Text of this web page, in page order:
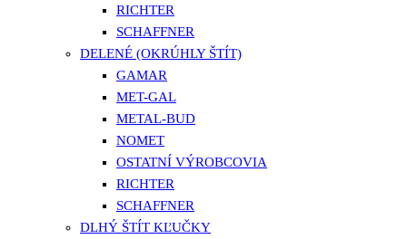
RICHTER
SCHAFFNER
DELENÉ (OKRÚHLY ŠTÍT)
GAMAR
MET-GAL
METAL-BUD
NOMET
OSTATNÍ VÝROBCOVIA
RICHTER
SCHAFFNER
DLHÝ ŠTÍT KĽUČKY